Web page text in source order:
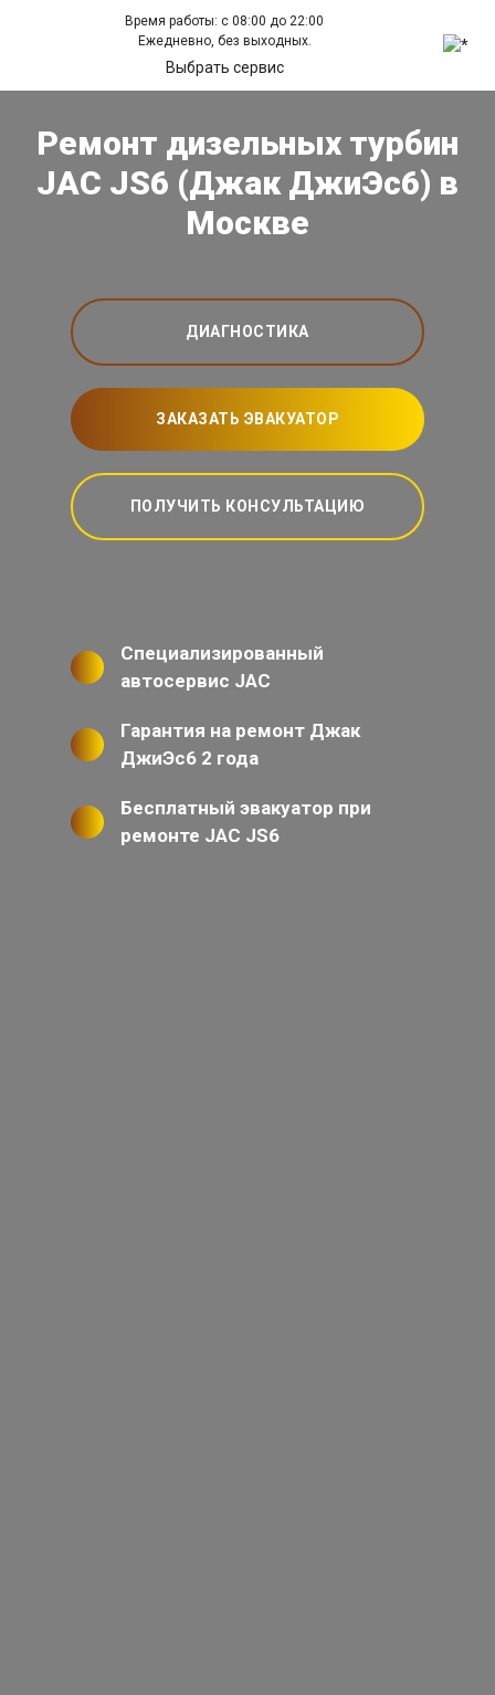
Время работы: с 08:00 до 22:00
Ежедневно, без выходных.
Выбрать сервис
Ремонт дизельных турбин
JAC JS6 (Джак ДжиЭс6) в
Москве
ДИАГНОСТИКА
ЗАКАЗАТЬ ЭВАКУАТОР
ПОЛУЧИТЬ КОНСУЛЬТАЦИЮ
Специализированный
автосервис JAC
Гарантия на ремонт Джак
ДжиЭс6 2 года
Бесплатный эвакуатор при
ремонте JAC JS6